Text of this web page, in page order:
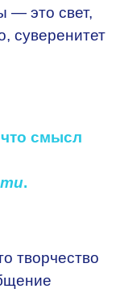
— это свет,
суверенитет
смысл
.
творчество